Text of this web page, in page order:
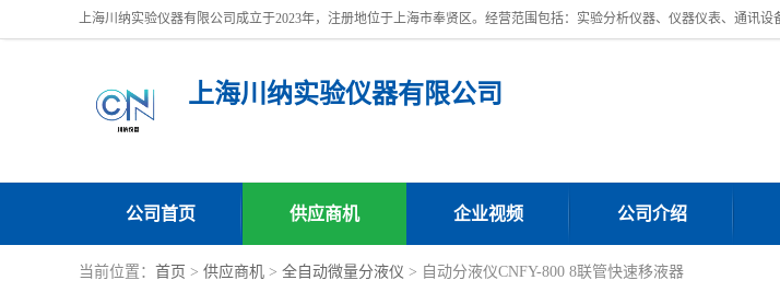
上海川纳实验仪器有限公司
公司首页 供应商机 企业视频 公司介绍
当前位置： 首页 > 供应商机 > 全自动微量分液仪 > 自动分液仪CNFY-800 8联管快速移液器